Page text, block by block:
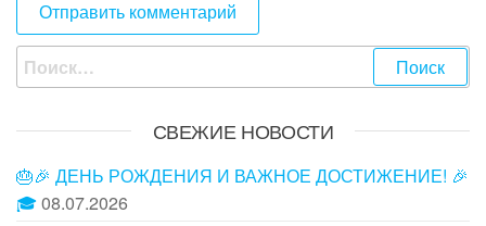
Найти:
СВЕЖИЕ НОВОСТИ
🎂🎉 ДЕНЬ РОЖДЕНИЯ И ВАЖНОЕ ДОСТИЖЕНИЕ! 🎉
🎓08.07.2026